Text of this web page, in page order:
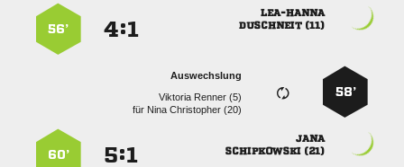

 
:
56’
58’
Auswechslung
  
für   

 
:
60’